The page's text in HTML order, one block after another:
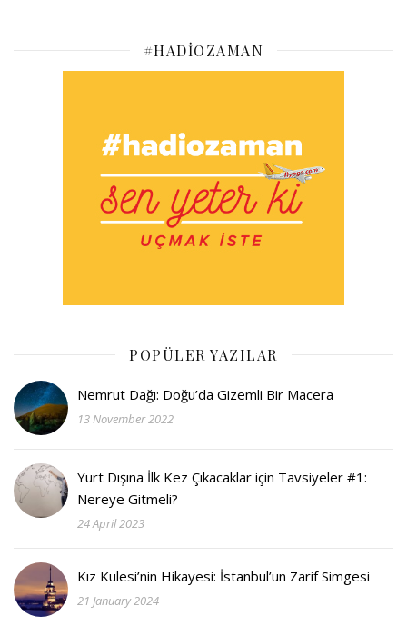
#HADIOZAMAN
POPÜLER YAZILAR
Nemrut Dağı: Doğu’da Gizemli Bir Macera
13 November 2022
Yurt Dışına İlk Kez Çıkacaklar için Tavsiyeler #1:
Nereye Gitmeli?
24 April 2023
Kız Kulesi’nin Hikayesi: İstanbul’un Zarif Simgesi
21 January 2024